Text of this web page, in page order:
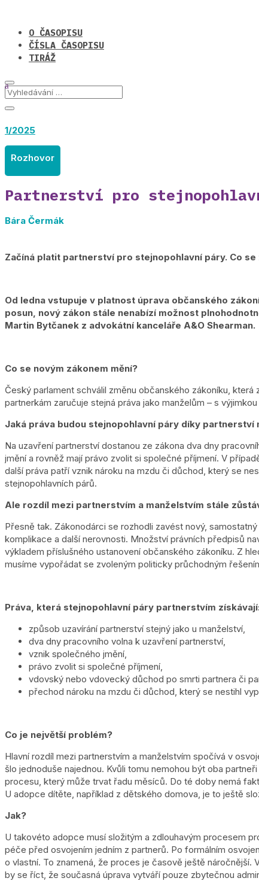
O ČASOPISU
ČÍSLA ČASOPISU
TIRÁŽ
1/2025
Rozhovor
Partnerství pro
Bára Čermák
Začíná platit partnerství pro stejnopohlavní páry. Co
Od ledna vstupuje v platnost úprava občanského
posun, nový zákon stále nenabízí možnost
Martin Bytčanek z advokátní kanceláře A&O Shearman.
Co se novým zákonem mění?
Český parlament schválil změnu občanského zákoníku,
partnerkám zaručuje stejná práva jako manželům – s
Jaká práva budou stejnopohlavní páry díky partnerství
Na uzavření partnerství dostanou ze zákona dva dny
jmění a rovněž mají právo zvolit si společné příjmení. V
další práva patří vznik nároku na mzdu či důchod, který se
stejnopohlavních párů.
Ale rozdíl mezi partnerstvím a manželstvím stále
Přesně tak. Zákonodárci se rozhodli zavést nový,
komplikace a další nerovnosti. Množství právních předpisů
výkladem příslušného ustanovení občanského zákoníku. Z
musíme vypořádat se zvoleným politicky průchodným
Práva, která stejnopohlavní páry partnerstvím získávají:
způsob uzavírání partnerství stejný jako u manželství,
dva dny pracovního volna k uzavření partnerství,
vznik společného jmění,
právo zvolit si společné příjmení,
vdovský nebo vdovecký důchod po smrti partnera či
přechod nároku na mzdu či důchod, který se nestihl
Co je největší problém?
Hlavní rozdíl mezi partnerstvím a manželstvím spočívá v
šlo jednoduše najednou. Kvůli tomu nemohou být oba
procesu, který může trvat řadu měsíců. Do té doby nemá
U adopce dítěte, například z dětského domova, je to ještě
Jak?
U takovéto adopce musí složitým a zdlouhavým procesem
péče před osvojením jedním z partnerů. Po formálním
o vlastní. To znamená, že proces je časově ještě
by se říct, že současná úprava vytváří pouze zbytečnou